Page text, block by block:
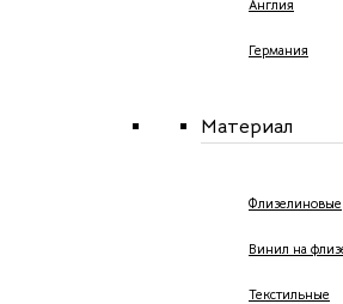
Англия
Германия
Материал
Флизелиновые
Винил на
Текстильные